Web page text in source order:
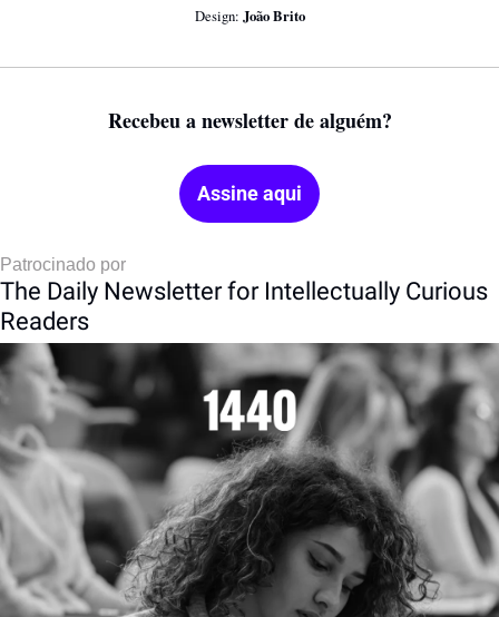
Design: João Brito
Recebeu a newsletter de alguém?
Assine aqui
Patrocinado por
The Daily Newsletter for Intellectually Curious
Readers